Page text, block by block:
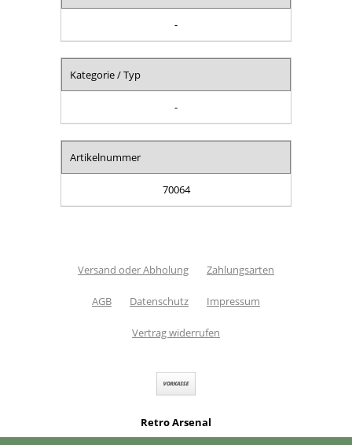
-
Kategorie / Typ
-
Artikelnummer
70064
Versand oder Abholung Zahlungsarten
AGB Datenschutz Impressum
Vertrag widerrufen
Retro Arsenal
Südstr. 2,31073 Delligsen,Deutschland